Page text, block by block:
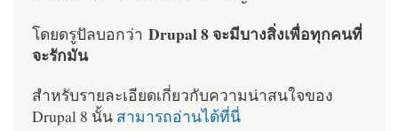
โดยดรูปัลบอกว่า Drupal 8 จะมีบางสิ่งเพื่อทุกคนที่
จะรักมัน
สำหรับรายละเอียดเกี่ยวกับความน่าสนใจของ
Drupal 8 นั้น สามารถอ่านได้ที่นี่